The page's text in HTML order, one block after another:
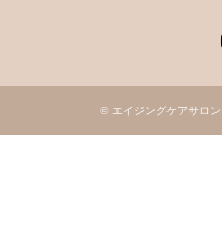
© エイジングケアサロ